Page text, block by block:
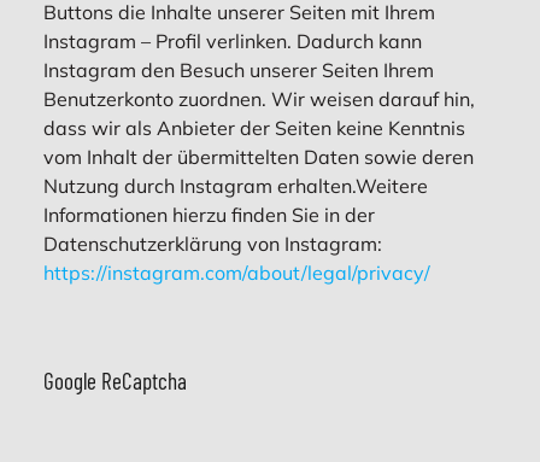
Buttons die Inhalte unserer Seiten mit Ihrem
Instagram – Profil verlinken. Dadurch kann
Instagram den Besuch unserer Seiten Ihrem
Benutzerkonto zuordnen. Wir weisen darauf hin,
dass wir als Anbieter der Seiten keine Kenntnis
vom Inhalt der übermittelten Daten sowie deren
Nutzung durch Instagram erhalten.Weitere
Informationen hierzu finden Sie in der
Datenschutzerklärung von Instagram:
https://instagram.com/about/legal/privacy/
Google ReCaptcha